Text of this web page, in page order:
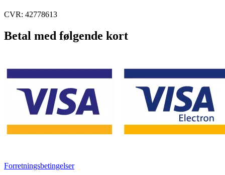
CVR: 42778613
Betal med følgende kort
Forretningsbetingelser